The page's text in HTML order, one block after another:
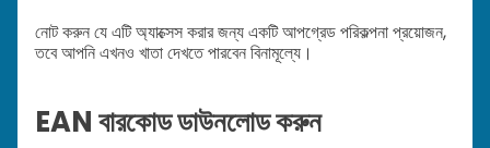
নোট করুন যে এটি অ্যাক্সেস করার জন্য একটি আপগ্রেড পরিকল্পনা প্রয়োজন,
তবে আপনি এখনও খাতা দেখতে পারবেন বিনামূল্যে।
EAN বারকোড ডাউনলোড করুন